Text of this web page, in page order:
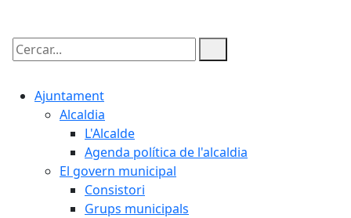
Cercar:
Ajuntament
Alcaldia
L'Alcalde
Agenda política de l'alcaldia
El govern municipal
Consistori
Grups municipals